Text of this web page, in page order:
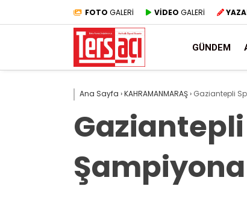
FOTO GALERİ VİDEO GALERİ
GÜNDEM
Ana Sayfa ›KAHRAMANMARAŞ› Gaziantepli
Şampiyona